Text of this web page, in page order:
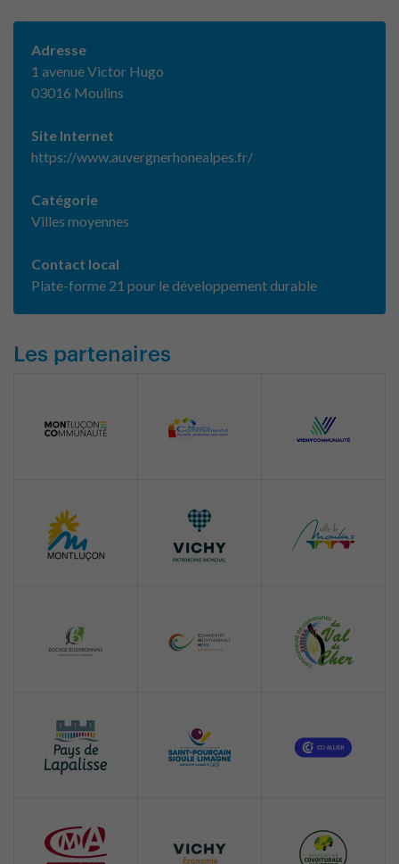
Adresse
1 avenue Victor Hugo
03016 Moulins
Site Internet
https://www.auvergnerhonealpes.fr/
Catégorie
Villes moyennes
Contact local
Plate-forme 21 pour le développement durable
Les partenaires